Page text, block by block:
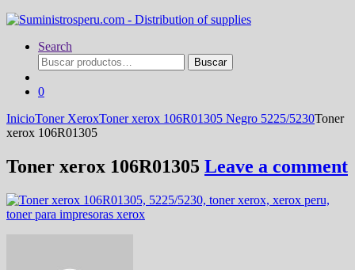
Search
Buscar
por:
Buscar
0
InicioToner XeroxToner xerox 106R01305 Negro 5225/5230Toner
xerox 106R01305
Toner xerox 106R01305 Leave a comment